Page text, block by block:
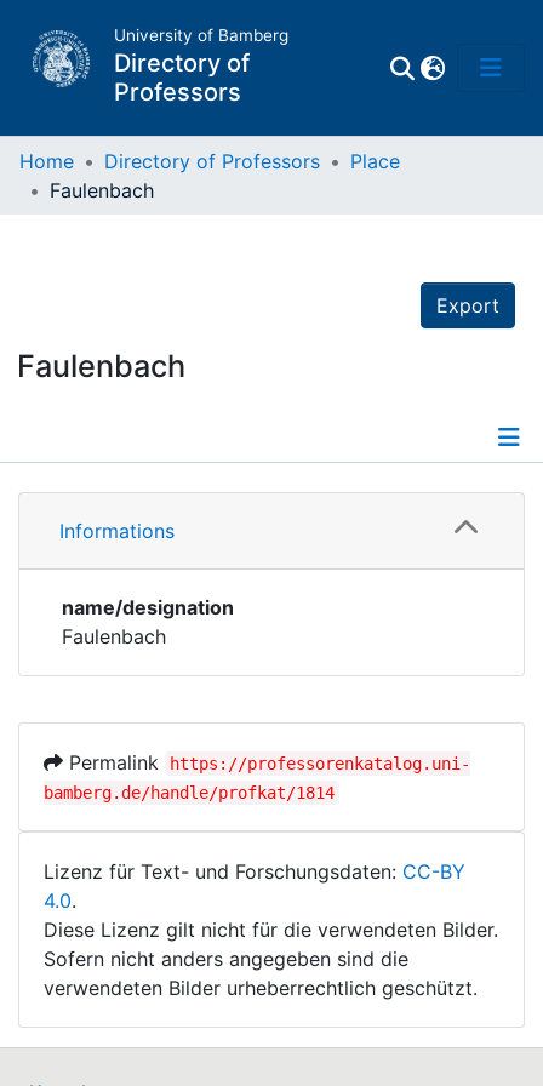
University of Bamberg
Directory of
Professors
Corporations
Historic matricle
Home Directory of Professors
Place
Faulenbach
Export
Faulenbach
Informations
Informations
name/designation
Faulenbach
Permalink
https://professorenkatalog.uni-
bamberg.de/handle/profkat/1814
Lizenz für Text- und Forschungsdaten: CC-BY
4.0.
Diese Lizenz gilt nicht für die verwendeten Bilder.
Sofern nicht anders angegeben sind die
verwendeten Bilder urheberrechtlich geschützt.